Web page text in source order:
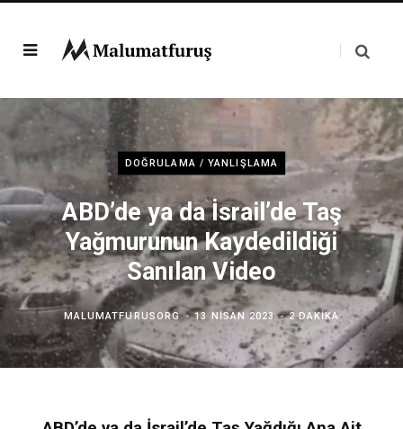
DOĞRULAMA / YANLIŞLAMA
ABD’de ya da İsrail’de Taş
Yağmurunun Kaydedildiği
Sanılan Video
MALUMATFURUSORG 13 NISAN 2023 2 DAKIKA